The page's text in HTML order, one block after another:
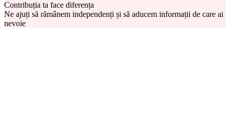
Contribuția ta face diferența
Ne ajuți să rămânem independenți și să aducem informații de care ai
nevoie